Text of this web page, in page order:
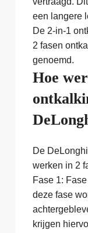
een langere
De 2-in-1
2 fasen
genoemd.
Hoe
De
werken in 2
Fase 1:
deze fase
krijgen